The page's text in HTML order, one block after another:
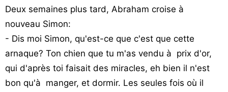
Deux semaines plus tard, Abraham croise à
nouveau Simon:
- Dis moi Simon, qu'est-ce que c'est que cette
arnaque? Ton chien que tu m'as vendu à prix d'or,
qui d'après toi faisait des miracles, eh bien il n'est
bon qu'à manger, et dormir. Les seules fois où il